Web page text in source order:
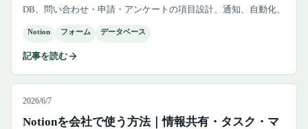
DB、問い合わせ・申請・アンケートの項目設計、通知、自動化、
Notion フォーム データベース
記事を読む
2026/6/7
Notionを会社で使う方法｜情報共有・タスク・マ